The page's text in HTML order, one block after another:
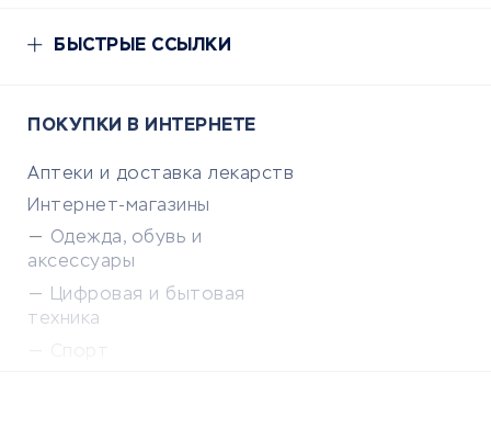
БЫСТРЫЕ ССЫЛКИ
ПОКУПКИ В ИНТЕРНЕТЕ
Аптеки и доставка лекарств
Интернет-магазины
Одежда, обувь и
аксессуары
Цифровая и бытовая
техника